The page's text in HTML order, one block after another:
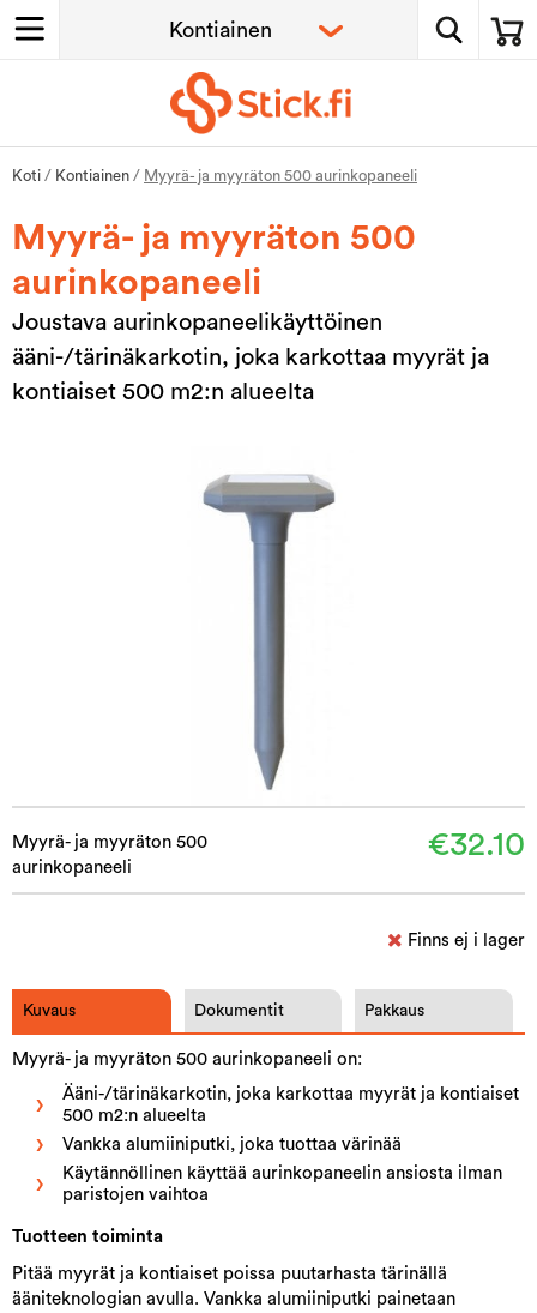
Koti / Kontiainen / Myyrä- ja myyräton 500 aurinkopaneeli
Myyrä- ja myyräton 500
aurinkopaneeli
Joustava aurinkopaneelikäyttöinen
ääni-/tärinäkarkotin, joka karkottaa myyrät ja
kontiaiset 500 m2:n alueelta
Myyrä- ja myyräton 500
aurinkopaneeli
€32.10
Finns ej i lager
Kuvaus Dokumentit Pakkaus
Myyrä- ja myyräton 500 aurinkopaneeli on:
Ääni-/tärinäkarkotin, joka karkottaa myyrät ja kontiaiset
500 m2:n alueelta
Vankka alumiiniputki, joka tuottaa värinää
Käytännöllinen käyttää aurinkopaneelin ansiosta ilman
paristojen vaihtoa
Tuotteen toiminta
Pitää myyrät ja kontiaiset poissa puutarhasta tärinällä
ääniteknologian avulla. Vankka alumiiniputki painetaan